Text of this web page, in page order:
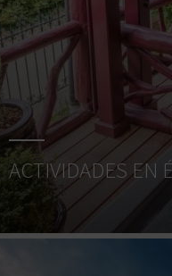
ACTIVIDADES EN